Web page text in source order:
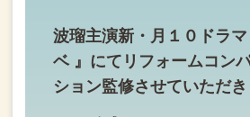
波瑠主演新・月１０ドラマ
ベ 』にて リフォームコン
ション監修させていただき